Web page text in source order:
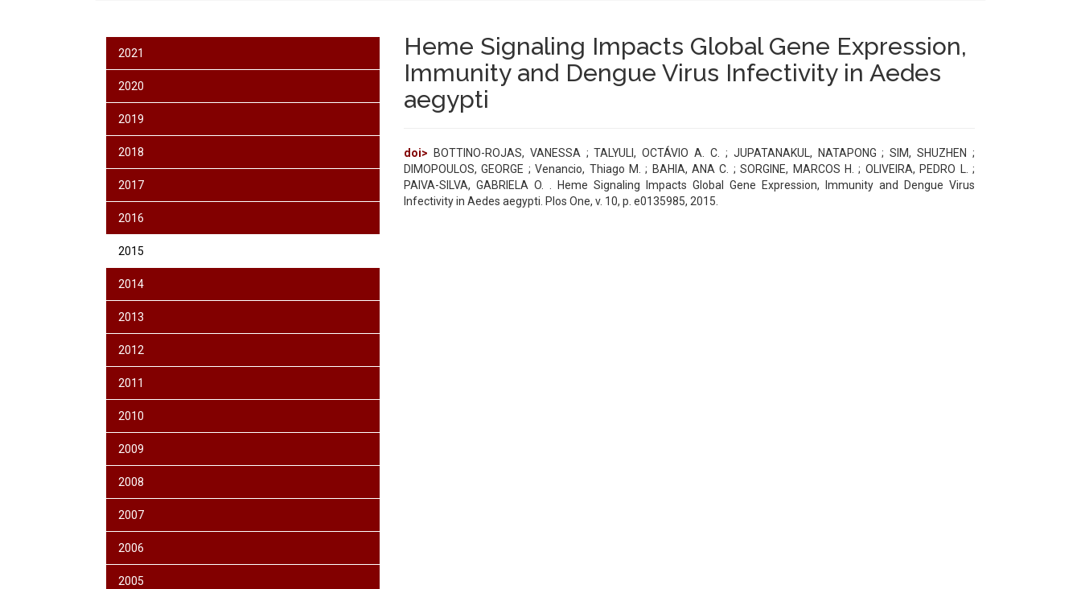
2021
2020
2019
2018
2017
2016
2015
2014
2013
2012
2011
2010
2009
2008
2007
2006
2005
Heme Signaling Impacts Global Gene Expression,
Immunity and Dengue Virus Infectivity in Aedes
aegypti
doi> BOTTINO-ROJAS, VANESSA ; TALYULI, OCTÁVIO A. C. ; JUPATANAKUL, NATAPONG ; SIM, SHUZHEN ;
DIMOPOULOS, GEORGE ; Venancio, Thiago M. ; BAHIA, ANA C. ; SORGINE, MARCOS H. ; OLIVEIRA, PEDRO L. ;
PAIVA-SILVA, GABRIELA O. . Heme Signaling Impacts Global Gene Expression, Immunity and Dengue Virus
Infectivity in Aedes aegypti. Plos One, v. 10, p. e0135985, 2015.